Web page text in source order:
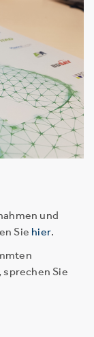
und
Sie hier.
Sie